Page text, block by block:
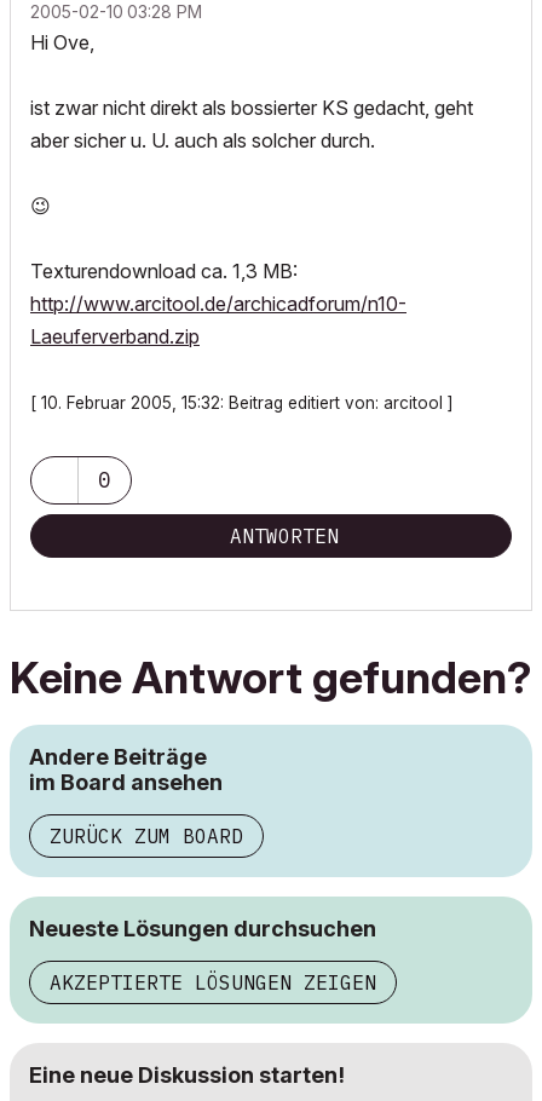
‎2005-02-10 03:28 PM
Hi Ove,
ist zwar nicht direkt als bossierter KS gedacht, geht
aber sicher u. U. auch als solcher durch.
😉
Texturendownload ca. 1,3 MB:
http://www.arcitool.de/archicadforum/n10-
Laeuferverband.zip
[ 10. Februar 2005, 15:32: Beitrag editiert von: arcitool ]
0
ANTWORTEN
Keine Antwort gefunden?
Andere Beiträge
im Board ansehen
ZURÜCK ZUM BOARD
Neueste Lösungen durchsuchen
AKZEPTIERTE LÖSUNGEN ZEIGEN
Eine neue Diskussion starten!